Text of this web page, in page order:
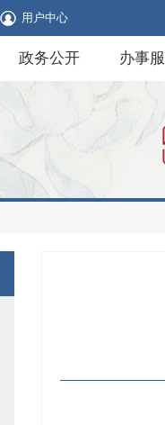
用户中心
政务公开 办事